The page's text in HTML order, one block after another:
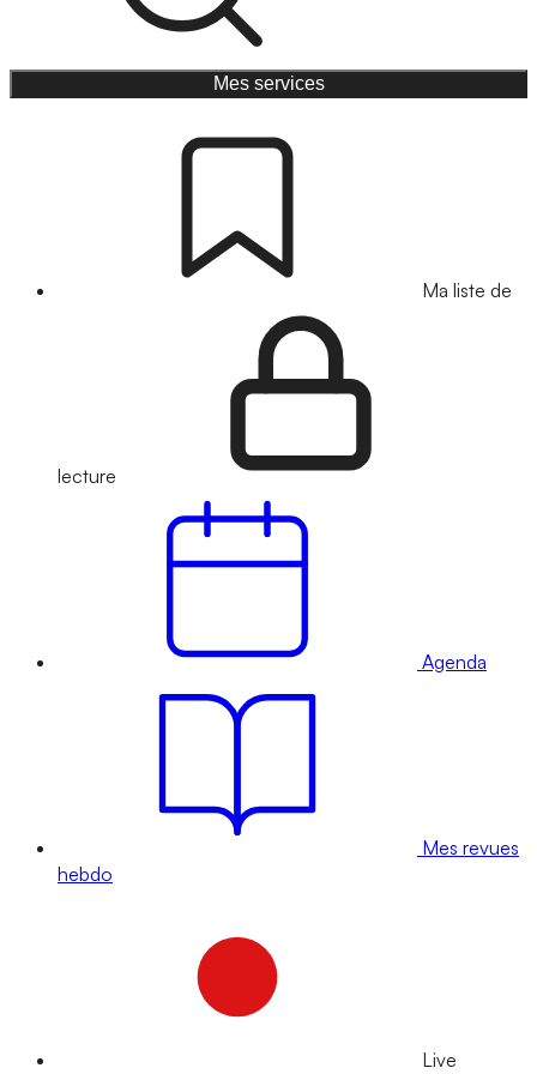
Mes services
Ma liste de
lecture
Agenda
Mes revues
hebdo
Live